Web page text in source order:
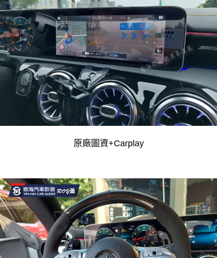
原廠圖資+Carplay